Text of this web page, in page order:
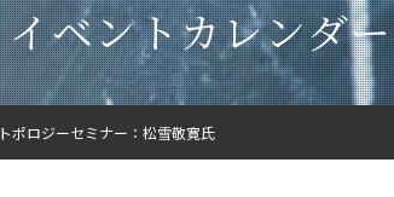
イベントカレンダー
トポロジーセミナー：松雪敬寛氏